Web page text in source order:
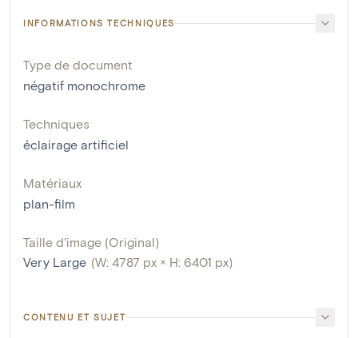
INFORMATIONS TECHNIQUES
Type de document
négatif monochrome
Techniques
éclairage artificiel
Matériaux
plan-film
Taille d'image (Original)
Very Large (W: 4787 px × H: 6401 px)
CONTENU ET SUJET